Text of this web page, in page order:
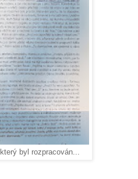
byl rozpracován...